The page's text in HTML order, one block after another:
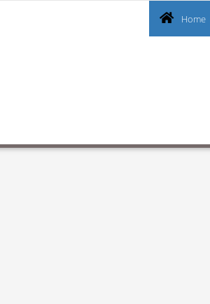
Home